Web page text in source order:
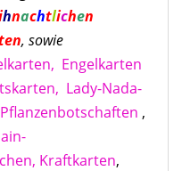
hnachtlichen
, sowie
Engelkarten
Lady-Nada-
Pflanzenbotschaften ,
Kraftkarten,